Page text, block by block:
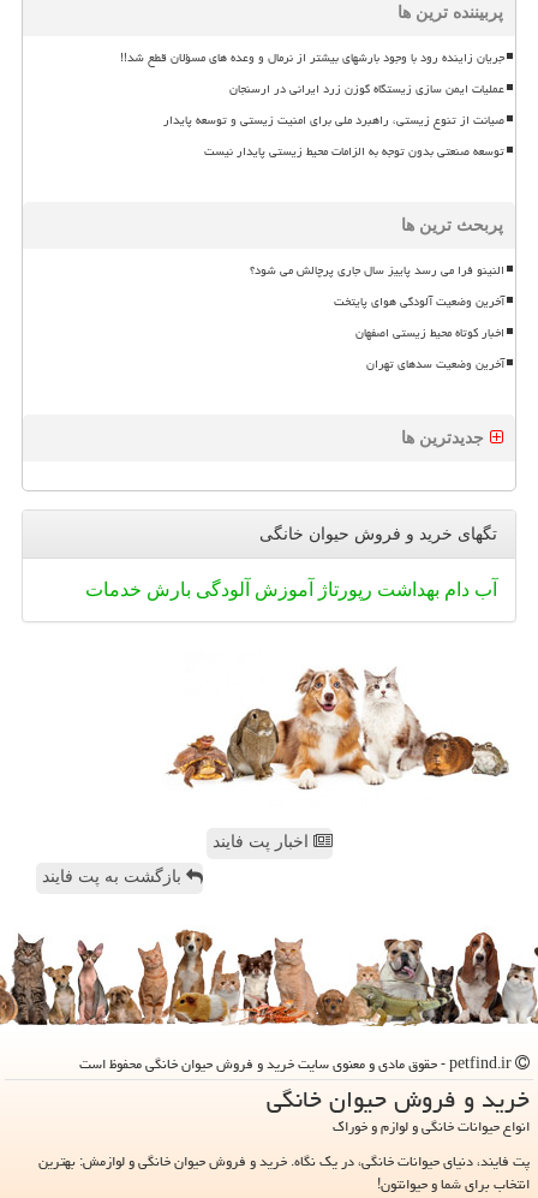
پربیننده ترین ها
جریان زاینده رود با وجود بارشهای بیشتر از نرمال و وعده های مسؤلان قطع شد!!
عملیات ایمن سازی زیستگاه گوزن زرد ایرانی در ارسنجان
صیانت از تنوع زیستی، راهبرد ملی برای امنیت زیستی و توسعه پایدار
توسعه صنعتی بدون توجه به الزامات محیط زیستی پایدار نیست
پربحث ترین ها
النینو فرا می رسد پاییز سال جاری پرچالش می شود؟
آخرین وضعیت آلودگی هوای پایتخت
اخبار کوتاه محیط زیستی اصفهان
آخرین وضعیت سدهای تهران
جدیدترین ها
تگهای خرید و فروش حیوان خانگی
آب دام بهداشت رپورتاژ آموزش آلودگی بارش خدمات
اخبار پت فایند
بازگشت به پت فایند
خرید و فروش حیوان خانگی
انواع حیوانات خانگی و لوازم و خوراک
پت فایند، دنیای حیوانات خانگی، در یک نگاه. خرید و فروش حیوان خانگی و لوازمش: بهترین
انتخاب برای شما و حیوانتون!